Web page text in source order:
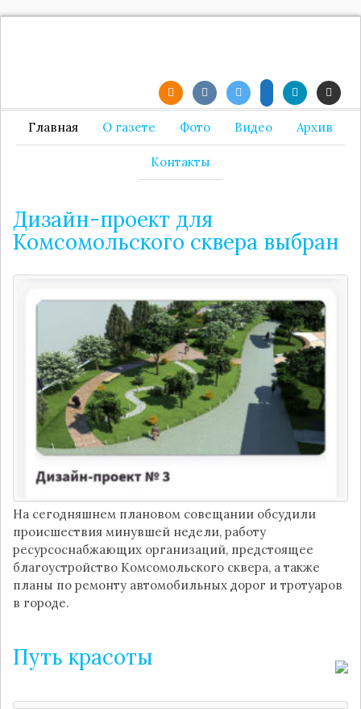
Главная О газете Фото Видео Архив
Контакты
Дизайн-проект для
Комсомольского сквера выбран
На сегодняшнем плановом совещании обсудили
происшествия минувшей недели, работу
ресурсоснабжающих организаций, предстоящее
благоустройство Комсомольского сквера, а также
планы по ремонту автомобильных дорог и тротуаров
в городе.
Путь красоты